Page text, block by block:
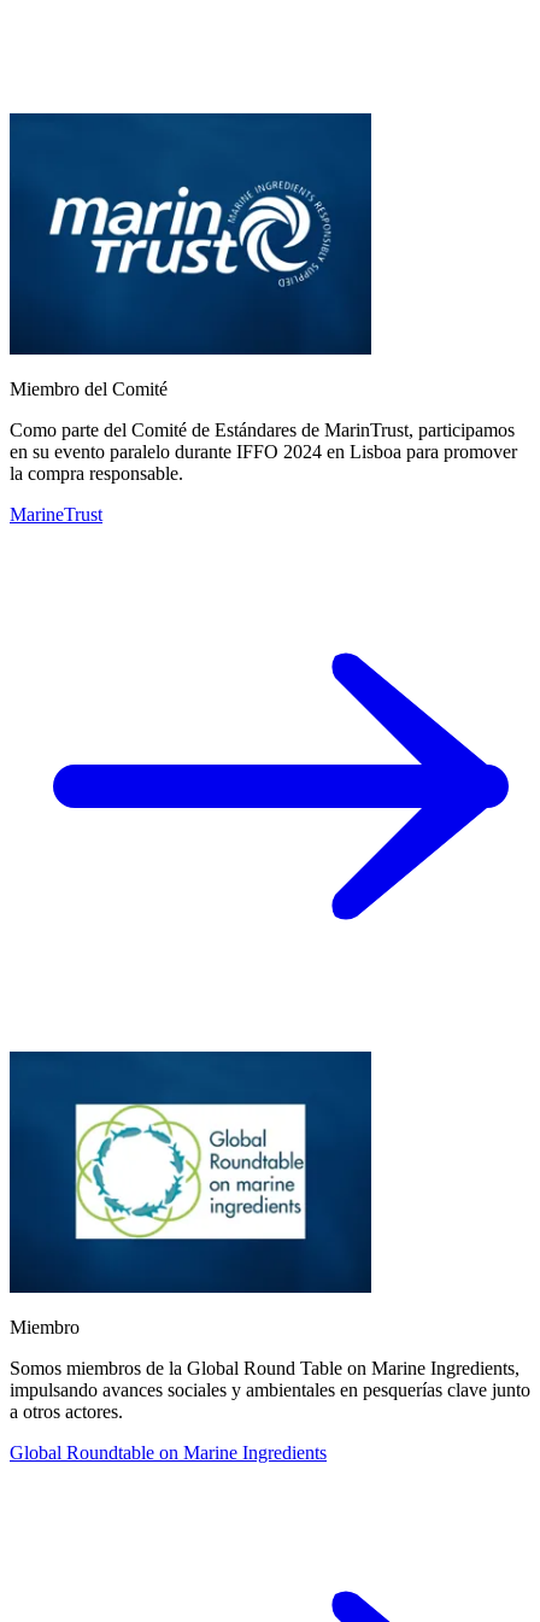
Miembro del Comité
Como parte del Comité de Estándares de MarinTrust, participamos
en su evento paralelo durante IFFO 2024 en Lisboa para promover
la compra responsable.
MarineTrust
Miembro
Somos miembros de la Global Round Table on Marine Ingredients,
impulsando avances sociales y ambientales en pesquerías clave junto
a otros actores.
Global Roundtable on Marine Ingredients